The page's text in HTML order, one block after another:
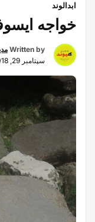
ابدالوند
خواجه
Written by
سپتامبر 29, 2018